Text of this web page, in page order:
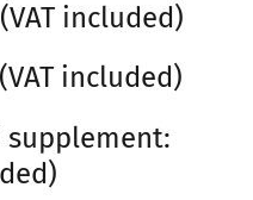
included)
included)
supplement: